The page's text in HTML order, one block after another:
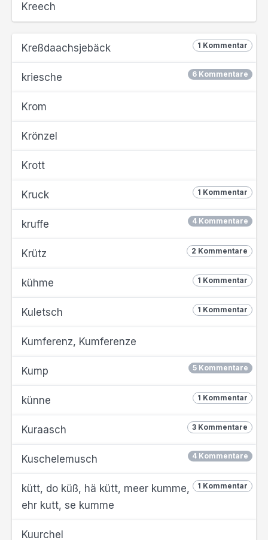
Kreech
1 Kommentar
Kreßdaachsjebäck
6 Kommentare
kriesche
Krom
Krönzel
Krott
1 Kommentar
Kruck
4 Kommentare
kruffe
2 Kommentare
Krütz
1 Kommentar
kühme
1 Kommentar
Kuletsch
Kumferenz, Kumferenze
5 Kommentare
Kump
1 Kommentar
künne
3 Kommentare
Kuraasch
4 Kommentare
Kuschelemusch
1 Kommentar
kütt, do küß, hä kütt, meer kumme,
ehr kutt, se kumme
Kuurchel